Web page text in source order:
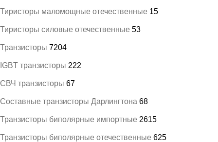
Тиристоры маломощные отечественные 15
Тиристоры силовые отечественные 53
Транзисторы 7204
IGBT транзисторы 222
СВЧ транзисторы 67
Составные транзисторы Дарлингтона 68
Транзисторы биполярные импортные 2615
Транзисторы биполярные отечественные 625